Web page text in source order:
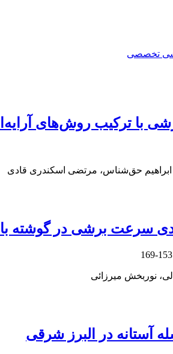
تخصصی
با ترکیب روش‌های
ابراهیم حق‌شناس، مرتضی اسکندری قادی
سرعت برشی در گوشته
153-169
نوربخش میرزائی
آستانه در البرز شرقی